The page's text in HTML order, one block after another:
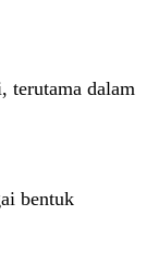
terutama dalam
bentuk